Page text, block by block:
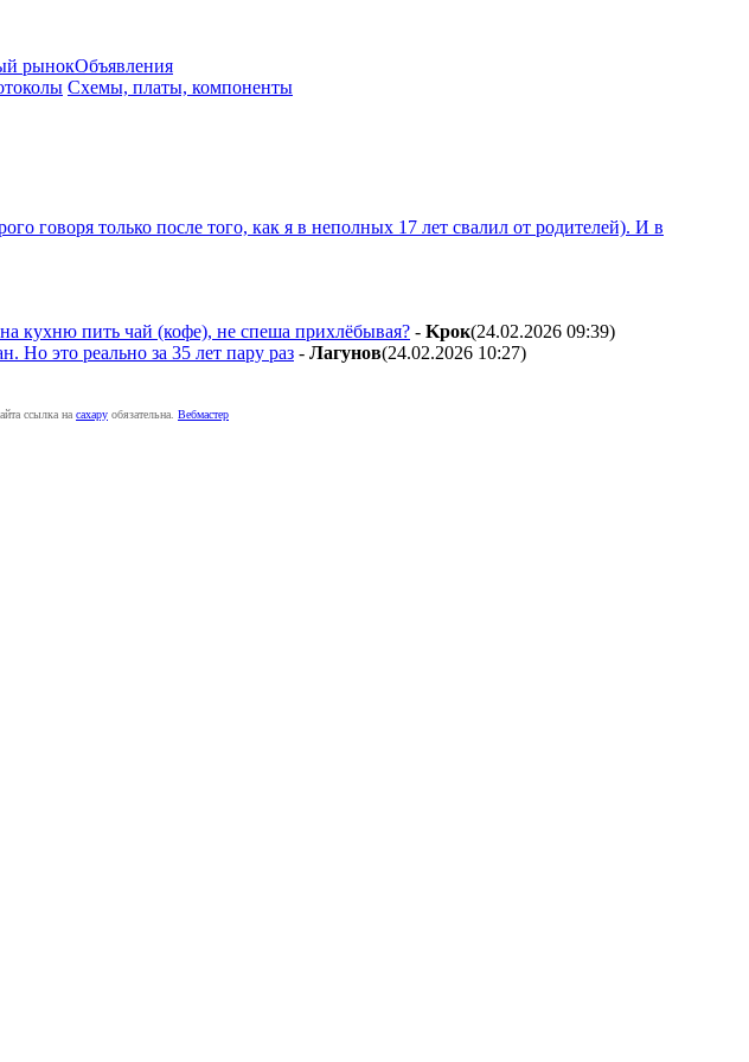
рынокОбъявления
Схемы, платы, компоненты
говоря только после того, как я в неполных 17 лет свалил от родителей). И в
кухню пить чай (кофе), не спеша прихлёбывая? - Kpoк(24.02.2026 09:39)
Но это реально за 35 лет пару раз - Лaгyнoв(24.02.2026 10:27)
ссылка на caxapу обязательна. Вебмастер